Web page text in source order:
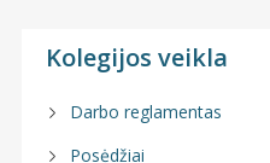
Kolegijos veikla
Darbo reglamentas
Posėdžiai